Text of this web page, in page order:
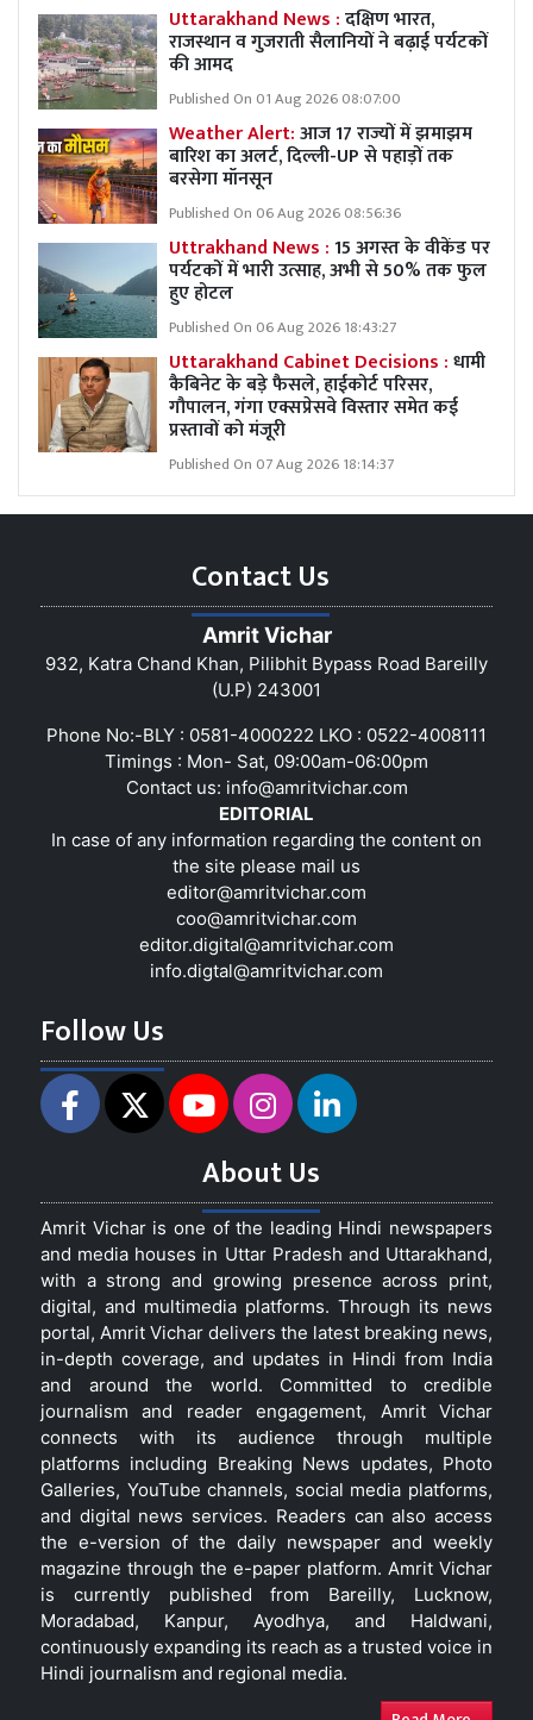
Uttarakhand News :दक्षिण भारत,
राजस्थान व गुजराती सैलानियों ने बढ़ाई पर्यटकों
की आमद
Published On 01 Aug 2026 08:07:00
Weather Alert:आज 17 राज्यों में झमाझम
बारिश का अलर्ट, दिल्ली-UP से पहाड़ों तक
बरसेगा मॉनसून
Published On 06 Aug 2026 08:56:36
Uttrakhand News :15 अगस्त के वीकेंड पर
पर्यटकों में भारी उत्साह, अभी से 50% तक फुल
हुए होटल
Published On 06 Aug 2026 18:43:27
Uttarakhand Cabinet Decisions :धामी
कैबिनेट के बड़े फैसले, हाईकोर्ट परिसर,
गौपालन, गंगा एक्सप्रेसवे विस्तार समेत कई
प्रस्तावों को मंजूरी
Published On 07 Aug 2026 18:14:37
Contact Us
Amrit Vichar
932, Katra Chand Khan, Pilibhit Bypass Road Bareilly
(U.P) 243001
Phone No:-BLY : 0581-4000222 LKO : 0522-4008111
Timings : Mon- Sat, 09:00am-06:00pm
Contact us: info@amritvichar.com
EDITORIAL
In case of any information regarding the content on
the site please mail us
editor@amritvichar.com
coo@amritvichar.com
editor.digital@amritvichar.com
info.digtal@amritvichar.com
Follow Us
About Us
Amrit Vichar is one of the leading Hindi newspapers
and media houses in Uttar Pradesh and Uttarakhand,
with a strong and growing presence across print,
digital, and multimedia platforms. Through its news
portal, Amrit Vichar delivers the latest breaking news,
in-depth coverage, and updates in Hindi from India
and around the world. Committed to credible
journalism and reader engagement, Amrit Vichar
connects with its audience through multiple
platforms including Breaking News updates, Photo
Galleries, YouTube channels, social media platforms,
and digital news services. Readers can also access
the e-version of the daily newspaper and weekly
magazine through the e-paper platform. Amrit Vichar
is currently published from Bareilly, Lucknow,
Moradabad, Kanpur, Ayodhya, and Haldwani,
continuously expanding its reach as a trusted voice in
Hindi journalism and regional media.